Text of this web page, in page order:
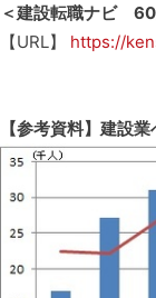
＜建設転職ナビ 60
【URL】 https://
【参考資料】建設